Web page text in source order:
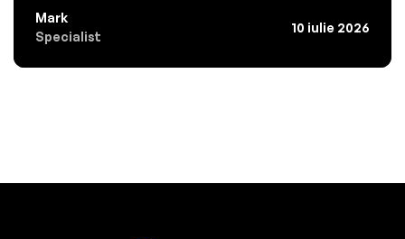
Mark
Specialist
10 iulie 2026